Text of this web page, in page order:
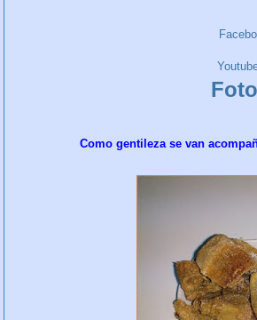
Como gentileza se van